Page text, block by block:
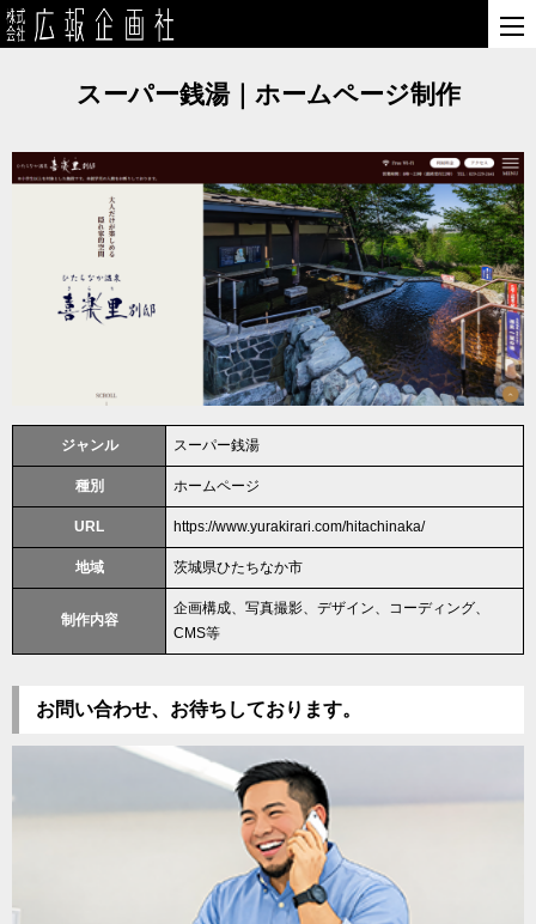
スーパー銭湯｜ホームページ制作
ジャンル スーパー銭湯
種別 ホームページ
URL https://www.yurakirari.com/hitachinaka/
地域 茨城県ひたちなか市
制作内容
企画構成、写真撮影、デザイン、コーディング、
CMS等
お問い合わせ、お待ちしております。